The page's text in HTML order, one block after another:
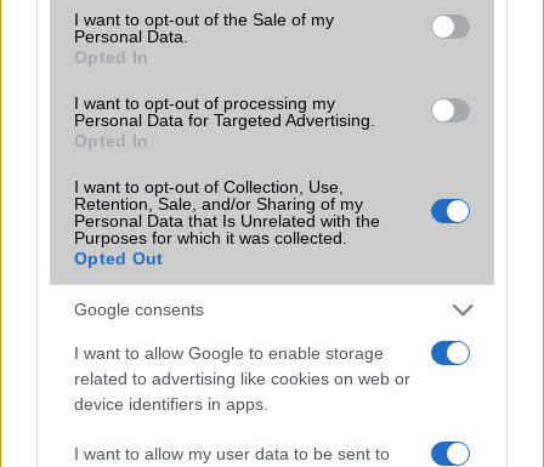
consent section.
I want to opt-out of the Sale of my
Personal Data.
Opted In
I want to opt-out of processing my
Personal Data for Targeted Advertising.
Opted In
I want to opt-out of Collection, Use,
Retention, Sale, and/or Sharing of my
Personal Data that Is Unrelated with the
Purposes for which it was collected.
Opted Out
Google consents
I want to allow Google to enable storage
related to advertising like cookies on web or
device identifiers in apps.
I want to allow my user data to be sent to
Euro Gsm
Megszűnt az iPhone 14 Pro és a 14 Pro
Max gyártása!
2022.11.07| 9to5mac